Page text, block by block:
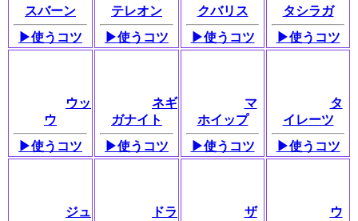
スバーン
▶使うコツ
テレオン
▶使うコツ
クバリス
▶使うコツ
タシラガ
▶使うコツ
ウッ
ウ
▶使うコツ
ネギ
ガナイト
▶使うコツ
マ
ホイップ
▶使うコツ
タ
イレーツ
▶使うコツ
ジュ
ドラ
ザ
ウ